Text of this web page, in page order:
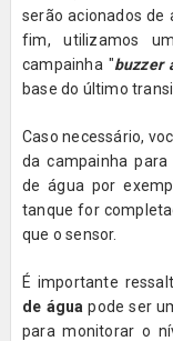
serão acionados de
fim, utilizamos
campainha "buzzer
base do último
Caso necessário,
da campainha
de água por
tanque for
que o sensor.
É importante
de água pode ser
para monitorar o